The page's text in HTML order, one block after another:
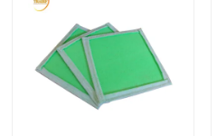
Video
Circa noi